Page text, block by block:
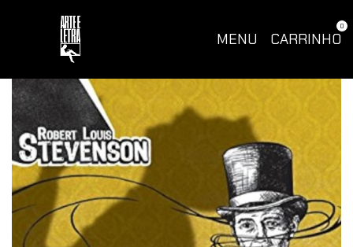
MENU CARRINHO
0